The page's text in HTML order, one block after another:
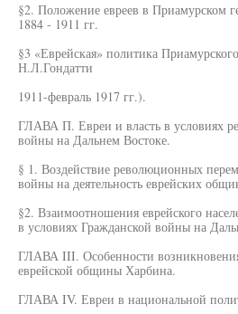
§2. Положение евреев в Приамурском
1884 - 1911 гг.
§3 «Еврейская» политика
Н.Л.Гондатти
1911-февраль 1917 гг.).
ГЛАВА П. Евреи и власть в условиях
войны на Дальнем Востоке.
§ 1. Воздействие революционных
войны на деятельность еврейских
§2. Взаимоотношения еврейского
в условиях Гражданской войны на
ГЛАВА III. Особенности
еврейской общины Харбина.
ГЛАВА IV. Евреи в национальной